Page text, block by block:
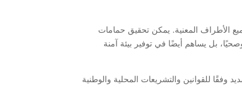
الأطراف المعنية. يمكن تحقيق حمامات
بل يساهم أيضًا في توفير بيئة آمنة
وفقًا للقوانين والتشريعات المحلية والوطنية